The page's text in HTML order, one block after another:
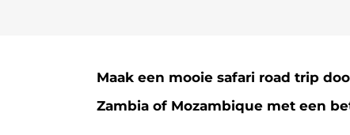
Maak een mooie safari road trip
Zambia of Mozambique met een